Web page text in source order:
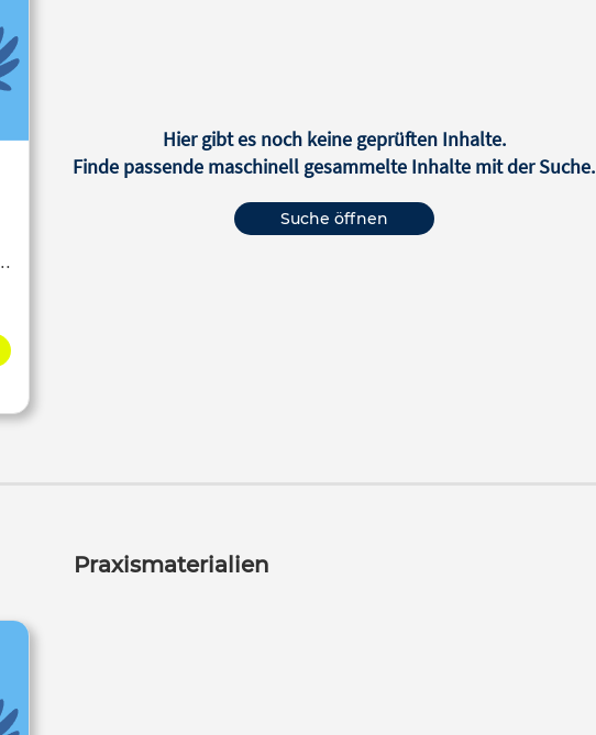
Hier gibt es noch keine geprüften Inhalte.
Finde passende maschinell gesammelte Inhalte mit der Suche.
Suche öffnen
Praxismaterialien